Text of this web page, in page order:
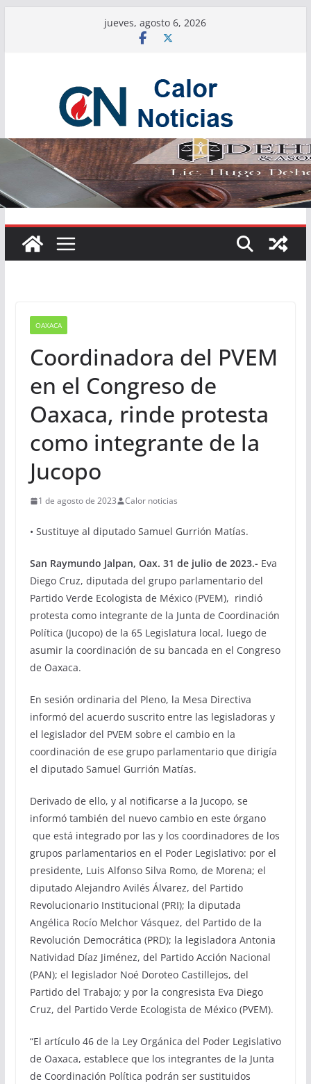
jueves, agosto 6, 2026
OAXACA
Coordinadora del PVEM
en el Congreso de
Oaxaca, rinde protesta
como integrante de la
Jucopo
1 de agosto de 2023 Calor noticias
• Sustituye al diputado Samuel Gurrión Matías.
San Raymundo Jalpan, Oax. 31 de julio de 2023.- Eva
Diego Cruz, diputada del grupo parlamentario del
Partido Verde Ecologista de México (PVEM), rindió
protesta como integrante de la Junta de Coordinación
Política (Jucopo) de la 65 Legislatura local, luego de
asumir la coordinación de su bancada en el Congreso
de Oaxaca.
En sesión ordinaria del Pleno, la Mesa Directiva
informó del acuerdo suscrito entre las legisladoras y
el legislador del PVEM sobre el cambio en la
coordinación de ese grupo parlamentario que dirigía
el diputado Samuel Gurrión Matías.
Derivado de ello, y al notificarse a la Jucopo, se
informó también del nuevo cambio en este órgano
que está integrado por las y los coordinadores de los
grupos parlamentarios en el Poder Legislativo: por el
presidente, Luis Alfonso Silva Romo, de Morena; el
diputado Alejandro Avilés Álvarez, del Partido
Revolucionario Institucional (PRI); la diputada
Angélica Rocío Melchor Vásquez, del Partido de la
Revolución Democrática (PRD); la legisladora Antonia
Natividad Díaz Jiménez, del Partido Acción Nacional
(PAN); el legislador Noé Doroteo Castillejos, del
Partido del Trabajo; y por la congresista Eva Diego
Cruz, del Partido Verde Ecologista de México (PVEM).
“El artículo 46 de la Ley Orgánica del Poder Legislativo
de Oaxaca, establece que los integrantes de la Junta
de Coordinación Política podrán ser sustituidos